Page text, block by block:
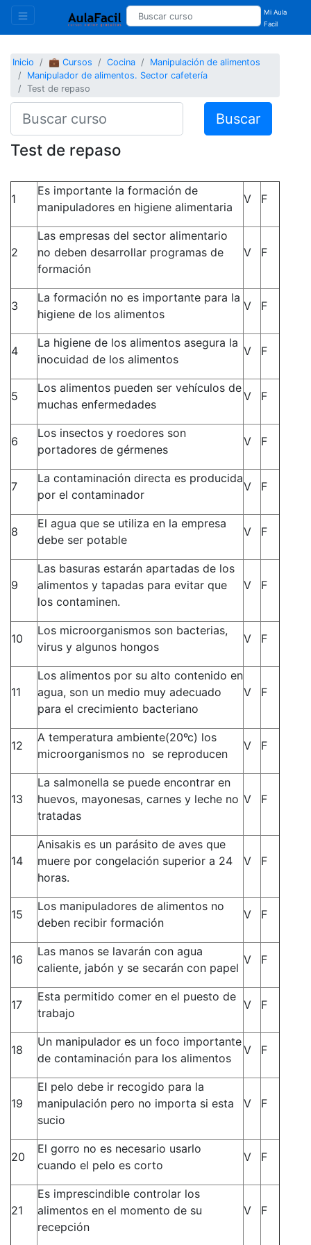
Mi Aula
Facil
Inicio 💼 Cursos Cocina
Manipulación de alimentos
Manipulador de alimentos. Sector cafetería
Test de repaso
Buscar
Test de repaso
1
Es importante la formación de
manipuladores en higiene alimentaria
V F
2
Las empresas del sector alimentario
no deben desarrollar programas de
formación
V F
3
La formación no es importante para la
higiene de los alimentos
V F
4
La higiene de los alimentos asegura la
inocuidad de los alimentos
V F
5
Los alimentos pueden ser vehículos de
muchas enfermedades
V F
6
Los insectos y roedores son
portadores de gérmenes
V F
7
La contaminación directa es producida
por el contaminador
V F
8
El agua que se utiliza en la empresa
debe ser potable
V F
9
Las basuras estarán apartadas de los
alimentos y tapadas para evitar que
los contaminen.
V F
10
Los microorganismos son bacterias,
virus y algunos hongos
V F
11
Los alimentos por su alto contenido en
agua, son un medio muy adecuado
para el crecimiento bacteriano
V F
12
A temperatura ambiente(20ºc) los
microorganismos no se reproducen
V F
13
La salmonella se puede encontrar en
huevos, mayonesas, carnes y leche no
tratadas
V F
14
Anisakis es un parásito de aves que
muere por congelación superior a 24
horas.
V F
15
Los manipuladores de alimentos no
deben recibir formación
V F
16
Las manos se lavarán con agua
caliente, jabón y se secarán con papel
V F
17
Esta permitido comer en el puesto de
trabajo
V F
18
Un manipulador es un foco importante
de contaminación para los alimentos
V F
19
El pelo debe ir recogido para la
manipulación pero no importa si esta
sucio
V F
20
El gorro no es necesario usarlo
cuando el pelo es corto
V F
21
Es imprescindible controlar los
alimentos en el momento de su
recepción
V F